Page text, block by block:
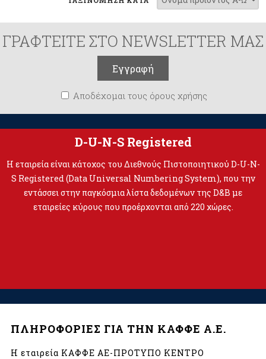
ΓΡΑΦΤΕΙΤΕ ΣΤΟ NEWSLETTER ΜΑΣ
Αποδέχομαι τους όρους χρήσης
D-U-N-S Registered
Η εταιρεία είναι κάτοχος του Διεθνούς Πιστοποιητικού D-U-N-
S Registered (Data Universal Numbering System), που την
εντάσσει στην παγκόσμια λίστα δεδομένων της D&B με
εταιρείες κύρους που προέρχονται από 220 χώρες.
ΠΛΗΡΟΦΟΡΙΕΣ ΓΙΑ ΤΗΝ ΚΑΦΦΕ Α.Ε.
Η εταιρεία ΚΑΦΦΕ ΑΕ-ΠΡΟΤΥΠΟ ΚΕΝΤΡΟ